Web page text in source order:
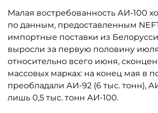
Малая востребованность АИ-100
по данным, предоставленным
импортные поставки из
выросли за первую половину июля
относительно всего июня,
массовых марках: на конец мая в
преобладали АИ-92 (6 тыс. тонн),
лишь 0,5 тыс. тонн АИ-100.